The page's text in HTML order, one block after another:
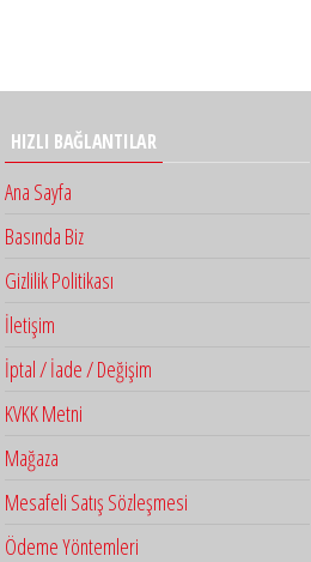
HIZLI BAĞLANTILAR
Ana Sayfa
Basında Biz
Gizlilik Politikası
İletişim
İptal / İade / Değişim
KVKK Metni
Mağaza
Mesafeli Satış Sözleşmesi
Ödeme Yöntemleri